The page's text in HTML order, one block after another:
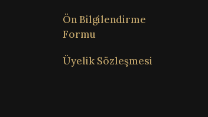
Ön Bilgilendirme
Formu
Üyelik Sözleşmesi